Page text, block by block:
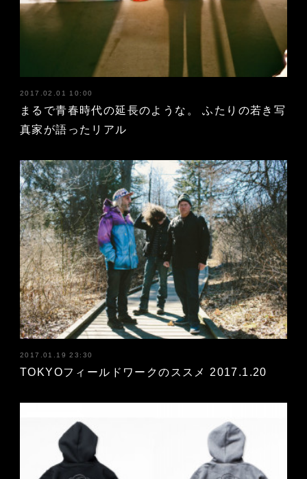
2017.02.01 10:00
まるで青春時代の延長のような。 ふたりの若き写
真家が語ったリアル
2017.01.19 23:30
TOKYOフィールドワークのススメ 2017.1.20